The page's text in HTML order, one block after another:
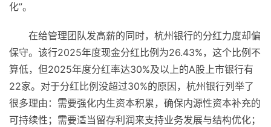
化”。
在给管理团队发高薪的同时，杭州银行的分红力度却偏
保守。该行2025年度现金分红比例为26.43%，这个比例不
算低，但2025年度分红率达30%及以上的A股上市银行有
22家。对于分红比例没超过30%的原因，杭州银行列举了
很多理由：需要强化内生资本积累，确保内源性资本补充的
可持续性；需要适当留存利润来支持业务发展与结构优化；